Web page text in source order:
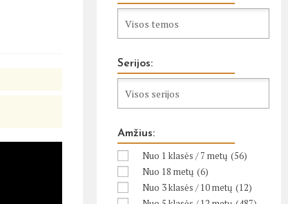
Serijos:
Amžius:
Nuo 1 klasės / 7 metų (56)
Nuo 18 metų (6)
Nuo 3 klasės / 10 metų (12)